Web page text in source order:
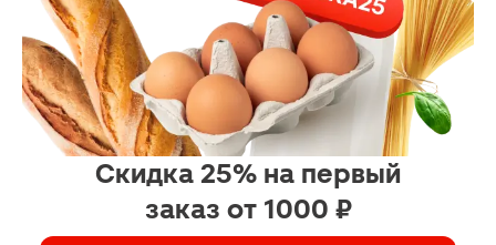
Скидка 25% на первый
заказ от 1000 ₽